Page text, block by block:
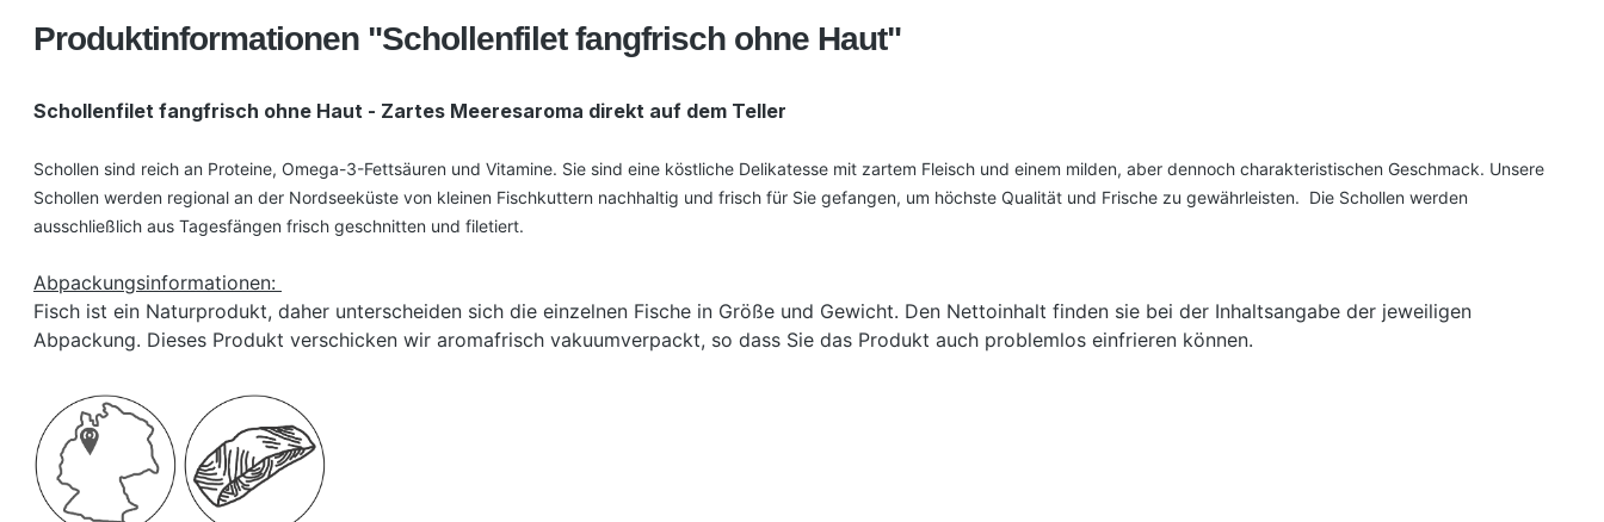
Produktinformationen "Schollenfilet fangfrisch ohne Haut"
Schollenfilet fangfrisch ohne Haut - Zartes Meeresaroma direkt auf dem Teller
Schollen sind reich an Proteine, Omega-3-Fettsäuren und Vitamine. Sie sind eine köstliche Delikatesse mit zartem Fleisch und einem milden, aber dennoch charakteristischen Geschmack. Unsere
Schollen werden regional an der Nordseeküste von kleinen Fischkuttern nachhaltig und frisch für Sie gefangen, um höchste Qualität und Frische zu gewährleisten. Die Schollen werden
ausschließlich aus Tagesfängen frisch geschnitten und filetiert.
Abpackungsinformationen:
Fisch ist ein Naturprodukt, daher unterscheiden sich die einzelnen Fische in Größe und Gewicht. Den Nettoinhalt finden sie bei der Inhaltsangabe der jeweiligen
Abpackung. Dieses Produkt verschicken wir aromafrisch vakuumverpackt, so dass Sie das Produkt auch problemlos einfrieren können.